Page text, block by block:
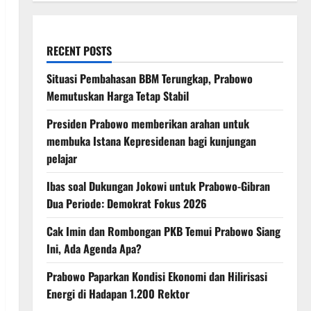
RECENT POSTS
Situasi Pembahasan BBM Terungkap, Prabowo
Memutuskan Harga Tetap Stabil
Presiden Prabowo memberikan arahan untuk
membuka Istana Kepresidenan bagi kunjungan
pelajar
Ibas soal Dukungan Jokowi untuk Prabowo-Gibran
Dua Periode: Demokrat Fokus 2026
Cak Imin dan Rombongan PKB Temui Prabowo Siang
Ini, Ada Agenda Apa?
Prabowo Paparkan Kondisi Ekonomi dan Hilirisasi
Energi di Hadapan 1.200 Rektor